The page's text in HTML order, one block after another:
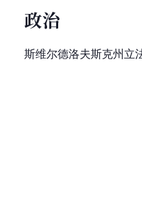
政治
斯维尔德洛夫斯克州立